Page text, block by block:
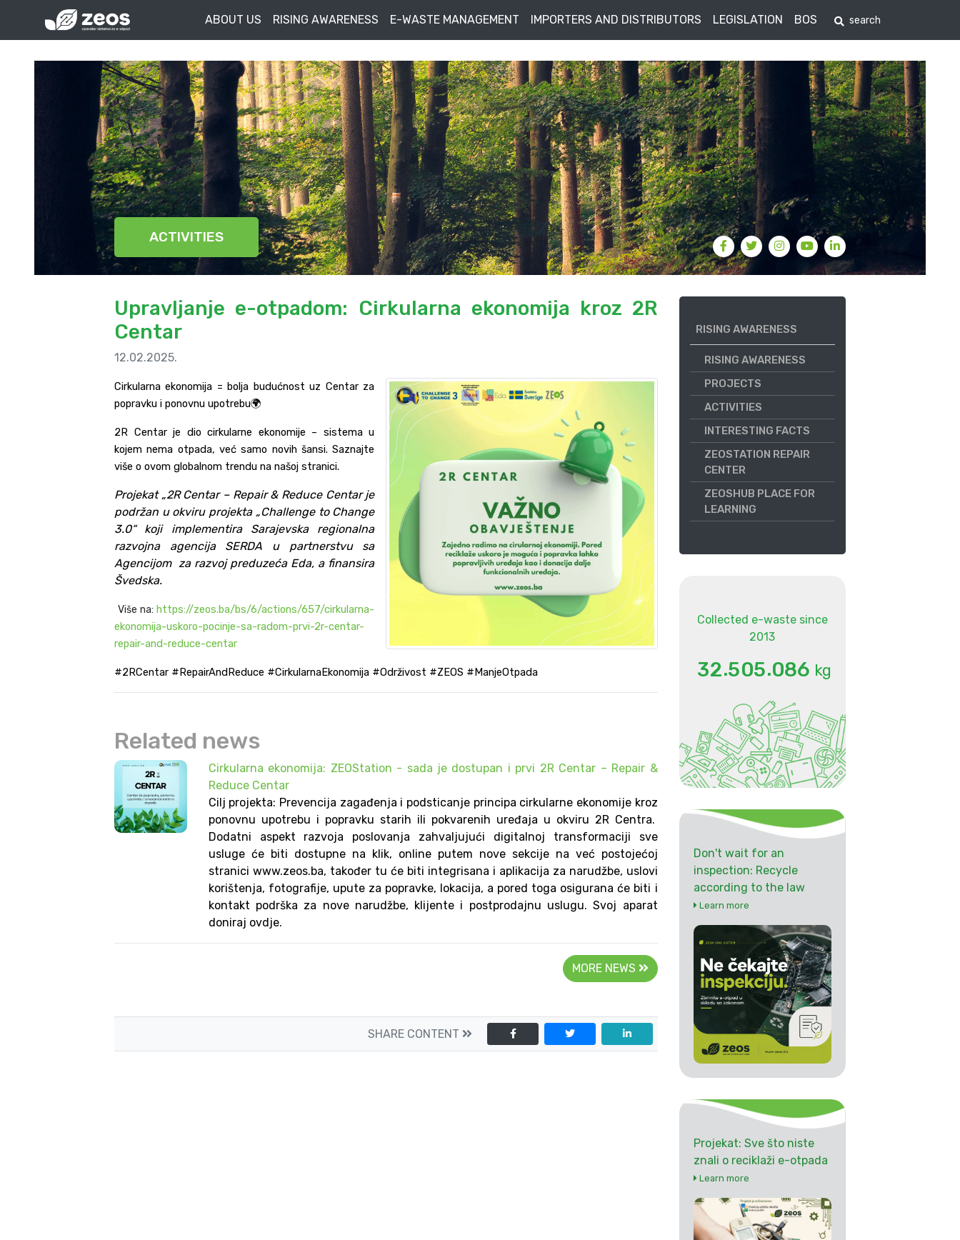
ABOUT US RISING AWARENESS E-WASTE MANAGEMENT IMPORTERS AND DISTRIBUTORS LEGISLATION BOS
ACTIVITIES
Upravljanje e-otpadom: Cirkularna ekonomija kroz 2R
Centar
12.02.2025.
Cirkularna ekonomija = bolja budućnost uz Centar za
popravku i ponovnu upotrebu🌍
2R Centar je dio cirkularne ekonomije – sistema u
kojem nema otpada, već samo novih šansi. Saznajte
više o ovom globalnom trendu na našoj stranici.
Projekat „2R Centar – Repair & Reduce Centarje
podržan u okviru projekta „Challenge to Change
3.0“ koji implementira Sarajevska regionalna
razvojna agencija SERDA u partnerstvu sa
Agencijom za razvoj preduzeća Eda, a finansira
Švedska.
Više na: https://zeos.ba/bs/6/actions/657/cirkularna-
ekonomija-uskoro-pocinje-sa-radom-prvi-2r-centar-
repair-and-reduce-centar
#2RCentar #RepairAndReduce #CirkularnaEkonomija #Održivost #ZEOS #ManjeOtpada
Related news
Cirkularna ekonomija: ZEOStation - sada je dostupan i prvi 2R Centar – Repair &
Reduce Centar
Cilj projekta: Prevencija zagađenja i podsticanje principa cirkularne ekonomije kroz
ponovnu upotrebu i popravku starih ili pokvarenih uređaja u okviru 2R Centra.
Dodatni aspekt razvoja poslovanja zahvaljujući digitalnoj transformaciji sve
usluge će biti dostupne na klik, online putem nove sekcije na već postojećoj
stranici www.zeos.ba, također tu će biti integrisana i aplikacija za narudžbe, uslovi
korištenja, fotografije, upute za popravke, lokacija, a pored toga osigurana će biti i
kontakt podrška za nove narudžbe, klijente i postprodajnu uslugu. Svoj aparat
doniraj ovdje.
MORE NEWS
SHARE CONTENT
RISING AWARENESS
RISING AWARENESS
PROJECTS
ACTIVITIES
INTERESTING FACTS
ZEOSTATION REPAIR
CENTER
ZEOSHUB PLACE FOR
LEARNING
Collected e-waste since
2013
32.505.086 kg
Don't wait for an
inspection: Recycle
according to the law
Learn more
Projekat: Sve što niste
znali o reciklaži e-otpada
Learn more